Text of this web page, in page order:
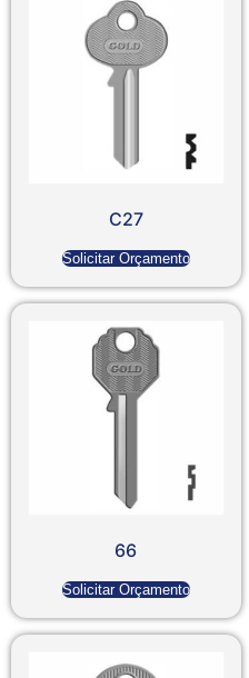
C27
Solicitar Orçamento
66
Solicitar Orçamento